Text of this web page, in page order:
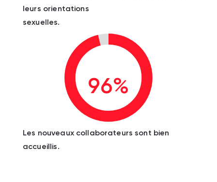
leurs orientations
sexuelles.
96%
Les nouveaux collaborateurs sont bien
accueillis.